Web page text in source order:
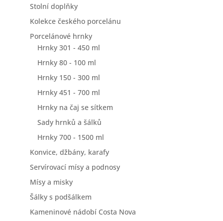
Stolní doplňky
Kolekce českého porcelánu
Porcelánové hrnky
Hrnky 301 - 450 ml
Hrnky 80 - 100 ml
Hrnky 150 - 300 ml
Hrnky 451 - 700 ml
Hrnky na čaj se sítkem
Sady hrnků a šálků
Hrnky 700 - 1500 ml
Konvice, džbány, karafy
Servírovací mísy a podnosy
Mísy a misky
Šálky s podšálkem
Kameninové nádobí Costa Nova